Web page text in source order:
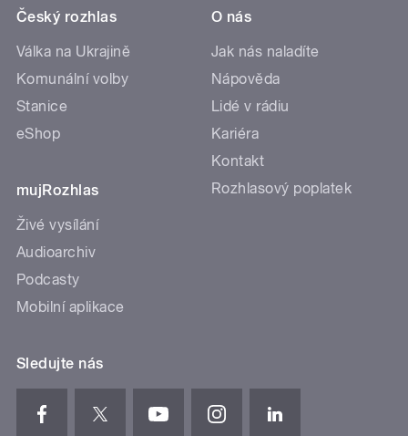
Český rozhlas
Válka na Ukrajině
Komunální volby
Stanice
eShop
mujRozhlas
Živé vysílání
Audioarchiv
Podcasty
Mobilní aplikace
O nás
Jak nás naladíte
Nápověda
Lidé v rádiu
Kariéra
Kontakt
Rozhlasový poplatek
Sledujte nás